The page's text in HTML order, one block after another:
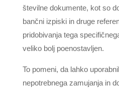
številne dokumente, kot so
bančni izpiski in druge
pridobivanja tega
veliko bolj poenostavljen.
To pomeni, da lahko
nepotrebnega zamujanja in